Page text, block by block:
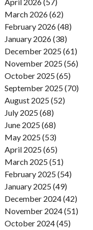
April 2026 (57)
March 2026 (62)
February 2026 (48)
January 2026 (38)
December 2025 (61)
November 2025 (56)
October 2025 (65)
September 2025 (70)
August 2025 (52)
July 2025 (68)
June 2025 (68)
May 2025 (53)
April 2025 (65)
March 2025 (51)
February 2025 (54)
January 2025 (49)
December 2024 (42)
November 2024 (51)
October 2024 (45)